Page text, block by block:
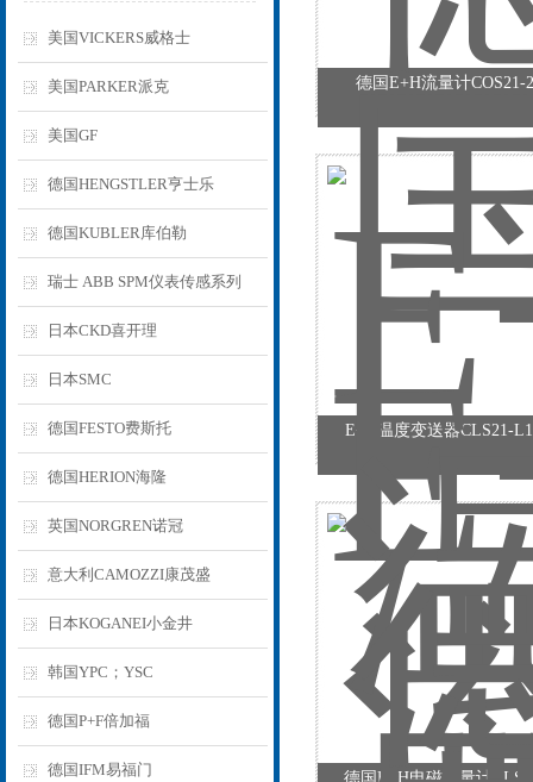
美国VICKERS威格士
美国PARKER派克
美国GF
德国HENGSTLER亨士乐
德国KUBLER库伯勒
瑞士 ABB SPM仪表传感系列
日本CKD喜开理
日本SMC
德国FESTO费斯托
德国HERION海隆
英国NORGREN诺冠
意大利CAMOZZI康茂盛
日本KOGANEI小金井
韩国YPC；YSC
德国P+F倍加福
德国IFM易福门
德国E+H流量计COS21-
E+H温度变送器CLS21-
德国E+H电磁流量计